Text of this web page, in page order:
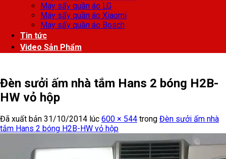
Máy sấy quần áo LG
Máy sấy quần áo Xiaomi
Máy sấy quần áo Bosch
Tin tức
Video Sản Phẩm
Đèn sưởi ấm nhà tắm Hans 2 bóng H2B-
HW vỏ hộp
Đã xuất bản 31/10/2014 lúc 600 × 544 trong Đèn sưởi ấm nhà
tắm Hans 2 bóng H2B-HW vỏ hộp